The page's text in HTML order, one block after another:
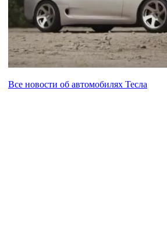
Все новости об автомобилях Тесла